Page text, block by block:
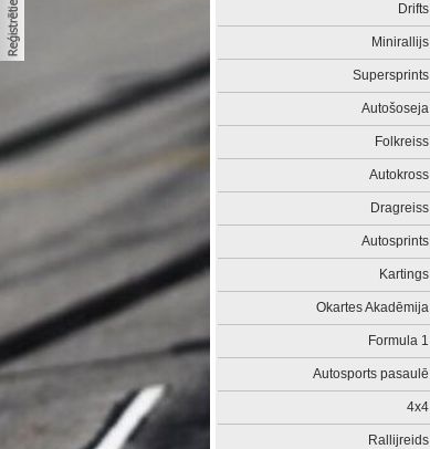
Drifts
Minirallijs
Supersprints
Autošoseja
Folkreiss
Autokross
Dragreiss
Autosprints
Kartings
Okartes Akadēmija
Formula 1
Autosports pasaulē
4x4
Rallijreids